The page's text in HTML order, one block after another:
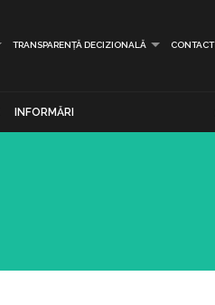
TRANSPARENȚĂ DECIZIONALĂ CONTACT
INFORMĂRI